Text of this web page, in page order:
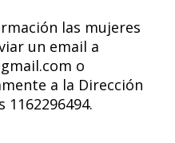
las mujeres
un email a
o
a la Dirección
1162296494.